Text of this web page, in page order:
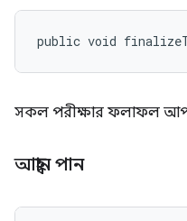
public void
সকল পরীক্ষার ফলাফল
আহ্বান পান